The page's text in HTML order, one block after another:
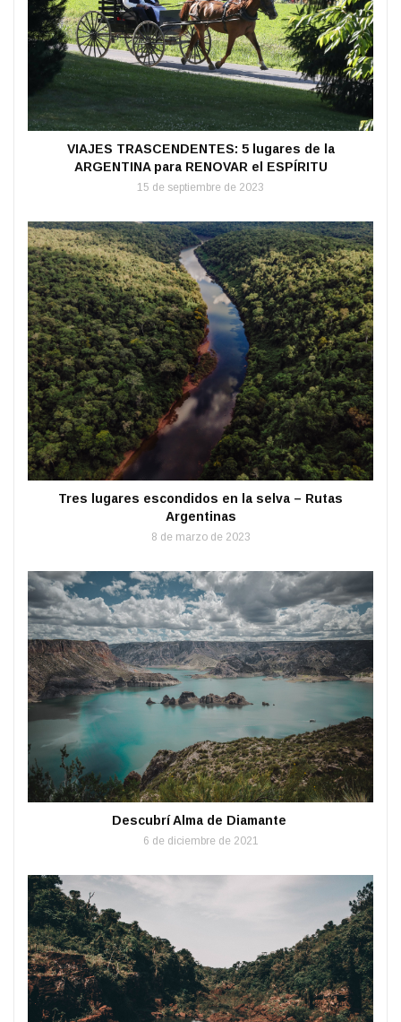
VIAJES TRASCENDENTES: 5 lugares de la
ARGENTINA para RENOVAR el ESPÍRITU
15 de septiembre de 2023
Tres lugares escondidos en la selva – Rutas
Argentinas
8 de marzo de 2023
Descubrí Alma de Diamante
6 de diciembre de 2021